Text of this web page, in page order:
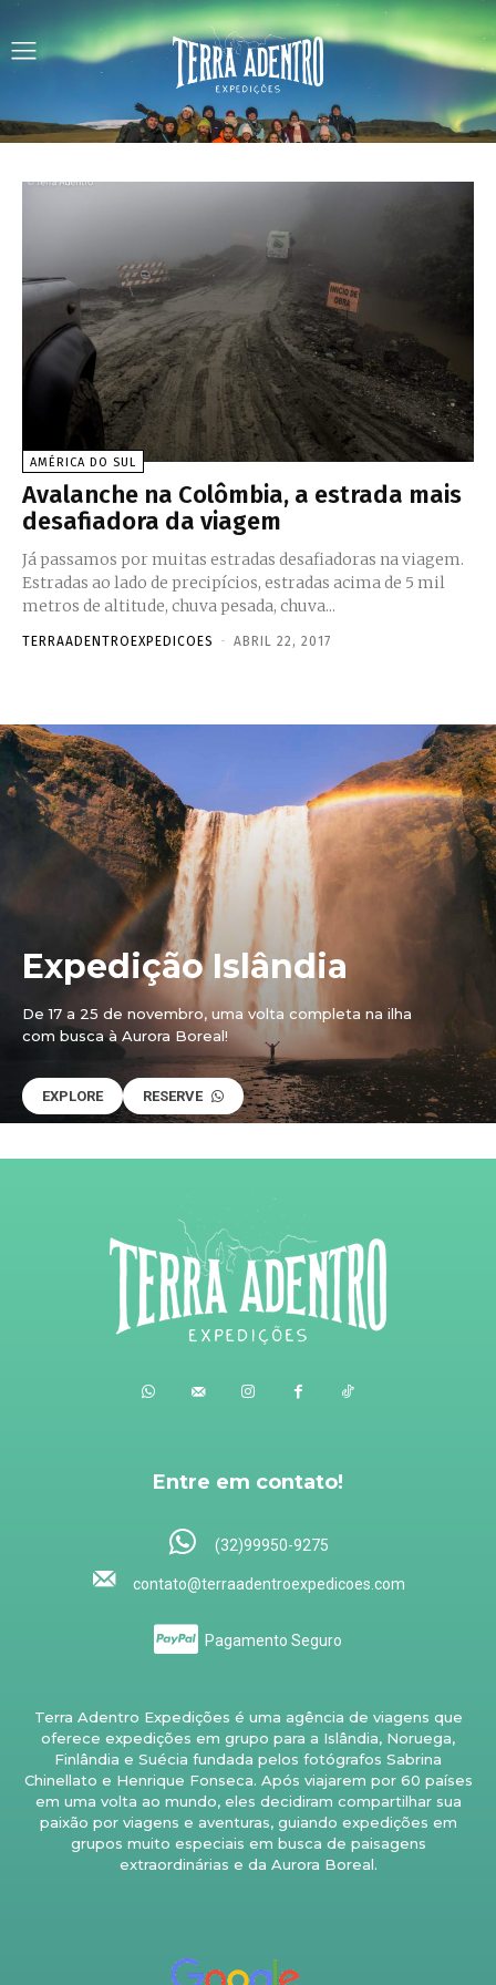
AMÉRICA DO SUL
Avalanche na Colômbia, a estrada mais
desafiadora da viagem
Já passamos por muitas estradas desafiadoras na viagem.
Estradas ao lado de precipícios, estradas acima de 5 mil
metros de altitude, chuva pesada, chuva...
TERRAADENTROEXPEDICOES - ABRIL 22, 2017
Expedição Islândia
De 17 a 25 de novembro, uma volta completa na ilha
com busca à Aurora Boreal!
EXPLORE RESERVE
Entre em contato!
(32)99950-9275
contato@terraadentroexpedicoes.com
Pagamento Seguro
Terra Adentro Expedições é uma agência de viagens que
oferece expedições em grupo para a Islândia, Noruega,
Finlândia e Suécia fundada pelos fotógrafos Sabrina
Chinellato e Henrique Fonseca. Após viajarem por 60 países
em uma volta ao mundo, eles decidiram compartilhar sua
paixão por viagens e aventuras, guiando expedições em
grupos muito especiais em busca de paisagens
extraordinárias e da Aurora Boreal.